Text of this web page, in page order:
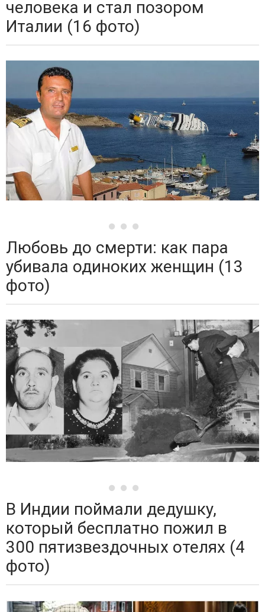
человека и стал позором
Италии (16 фото)
Любовь до смерти: как пара
убивала одиноких женщин (13
фото)
В Индии поймали дедушку,
который бесплатно пожил в
300 пятизвездочных отелях (4
фото)